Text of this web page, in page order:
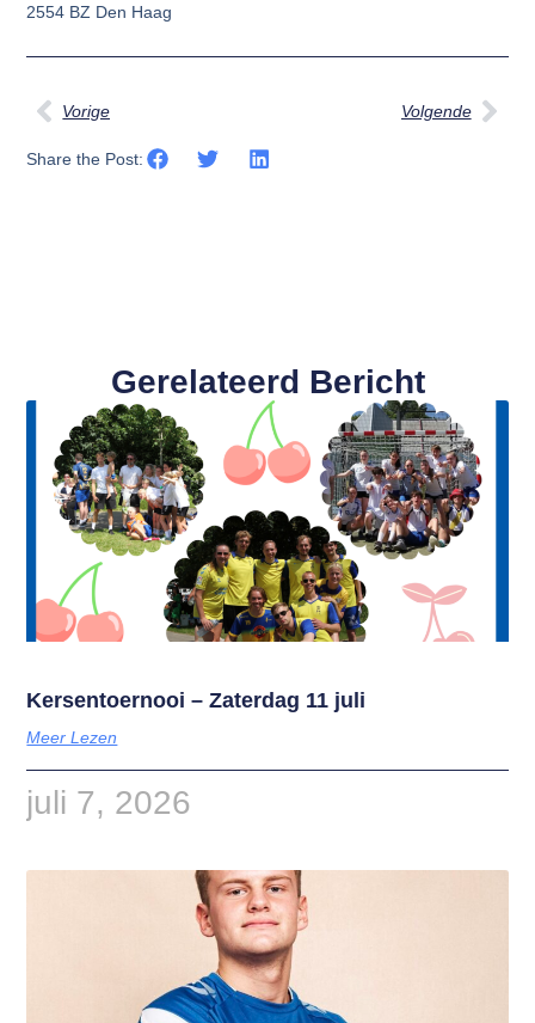
2554 BZ Den Haag
Vorige Volgende
Share the Post:
Gerelateerd Bericht
Kersentoernooi – Zaterdag 11 juli
Meer Lezen
juli 7, 2026